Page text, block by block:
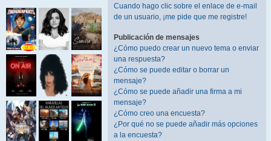
Cuando hago clic sobre el enlace de e-mail
de un usuario, ¡me pide que me registre!
Publicación de mensajes
¿Cómo puedo crear un nuevo tema o enviar
una respuesta?
¿Cómo se puede editar o borrar un
mensaje?
¿Cómo se puede añadir una firma a mi
mensaje?
¿Cómo creo una encuesta?
¿Por qué no se puede añadir más opciones
a la encuesta?